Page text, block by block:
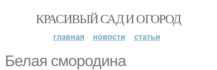
КРАСИВЫЙ САД И ОГОРОД
главная новости статьи
Белая смородина